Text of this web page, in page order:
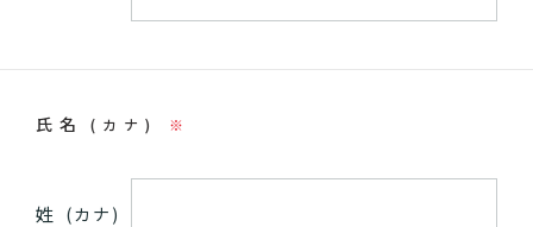
氏名(カナ) ※
姓 (カナ)